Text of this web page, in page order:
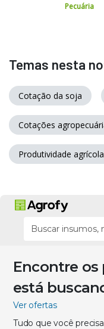
Pecuária
Temas nesta
Cotação da soja
Cotações
Produtividade agrícola
Encontre
está
Ver ofertas
Tudo que você